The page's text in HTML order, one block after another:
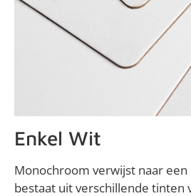
Enkel Wit
Monochroom verwijst naar
bestaat uit verschillende tinten